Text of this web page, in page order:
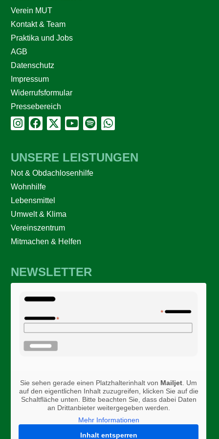
Verein MUT
Kontakt & Team
Praktika und Jobs
AGB
Datenschutz
Impressum
Widerrufsformular
Pressebereich
UNSERE LEISTUNGEN
Not & Obdachlosenhilfe
Wohnhilfe
Lebensmittel
Umwelt & Klima
Vereinszentrum
Mitmachen & Helfen
NEWSLETTER
Sie sehen gerade einen Platzhalterinhalt von Mailjet. Um
auf den eigentlichen Inhalt zuzugreifen, klicken Sie auf die
Schaltfläche unten. Bitte beachten Sie, dass dabei Daten
an Drittanbieter weitergegeben werden.
Mehr Informationen
Inhalt entsperren